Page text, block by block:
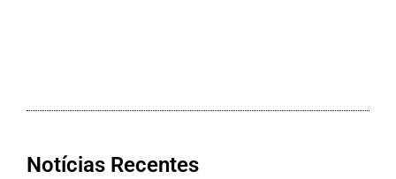
Notícias Recentes